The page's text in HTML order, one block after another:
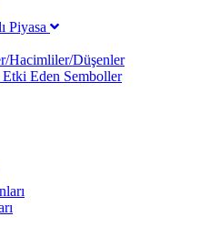
Piyasa
Hacimliler/Düşenler
Eden Semboller